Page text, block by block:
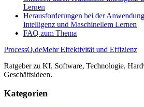
Lernen
Herausforderungen bei der
Intelligenz und Maschinellem Lernen
FAQ zum Thema
ProcessQ.deMehr Effektivität und Effizienz
Ratgeber zu KI, Software, Technologie,
Geschäftsideen.
Kategorien